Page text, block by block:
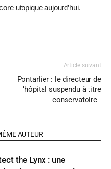
utopique aujourd’hui.
Article suivant
Pontarlier : le directeur de
l’hôpital suspendu à titre
conservatoire
AUTEUR
the Lynx : une